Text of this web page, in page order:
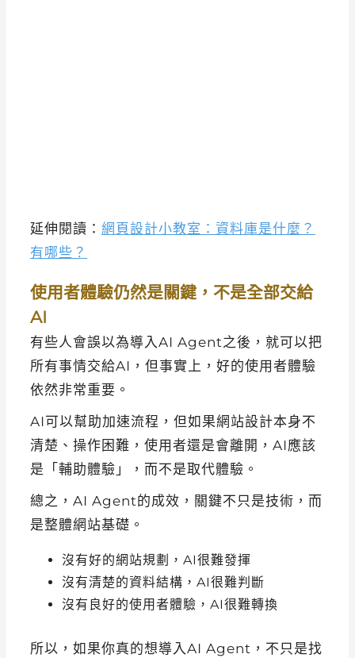
延伸閱讀： 網頁設計小教室：資料庫是什麼？
有哪些？
使用者體驗仍然是關鍵，不是全部交給
AI
有些人會誤以為導入AI Agent之後，就可以把
所有事情交給AI，但事實上，好的使用者體驗
依然非常重要。
AI可以幫助加速流程，但如果網站設計本身不
清楚、操作困難，使用者還是會離開，AI應該
是「輔助體驗」，而不是取代體驗。
總之，AI Agent的成效，關鍵不只是技術，而
是整體網站基礎。
沒有好的網站規劃，AI很難發揮
沒有清楚的資料結構，AI很難判斷
沒有良好的使用者體驗，AI很難轉換
所以，如果你真的想導入AI Agent，不只是找